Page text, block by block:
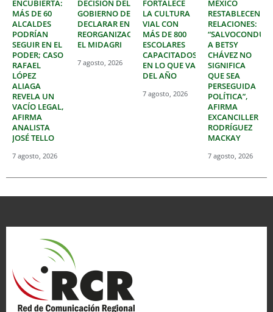
ENCUBIERTA:
MÁS DE 60
ALCALDES
PODRÍAN
SEGUIR EN EL
PODER; CASO
RAFAEL
LÓPEZ
ALIAGA
REVELA UN
VACÍO LEGAL,
AFIRMA
ANALISTA
JOSÉ TELLO
7 agosto, 2026
DECISIÓN DEL
GOBIERNO DE
DECLARAR EN
REORGANIZACIÓN
EL MIDAGRI
7 agosto, 2026
FORTALECE
LA CULTURA
VIAL CON
MÁS DE 800
ESCOLARES
CAPACITADOS
EN LO QUE VA
DEL AÑO
7 agosto, 2026
MÉXICO
RESTABLECEN
RELACIONES:
A BETSY
CHÁVEZ NO
SIGNIFICA
QUE SEA
PERSEGUIDA
POLÍTICA”,
AFIRMA
EXCANCILLER
RODRÍGUEZ
MACKAY
7 agosto, 2026